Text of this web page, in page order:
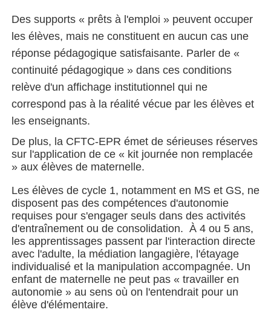
Des supports « prêts à l'emploi » peuvent occuper
les élèves, mais ne constituent en aucun cas une
réponse pédagogique satisfaisante. Parler de «
continuité pédagogique » dans ces conditions
relève d'un affichage institutionnel qui ne
correspond pas à la réalité vécue par les élèves et
les enseignants.
De plus, la CFTC-EPR émet de sérieuses réserves
sur l'application de ce « kit journée non remplacée
» aux élèves de maternelle.
Les élèves de cycle 1, notamment en MS et GS, ne
disposent pas des compétences d'autonomie
requises pour s'engager seuls dans des activités
d'entraînement ou de consolidation. À 4 ou 5 ans,
les apprentissages passent par l'interaction directe
avec l'adulte, la médiation langagière, l'étayage
individualisé et la manipulation accompagnée. Un
enfant de maternelle ne peut pas « travailler en
autonomie » au sens où on l'entendrait pour un
élève d'élémentaire.